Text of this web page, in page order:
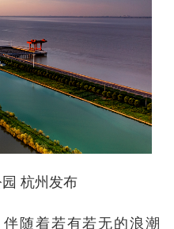
杭州发布
随着若有若无的浪潮